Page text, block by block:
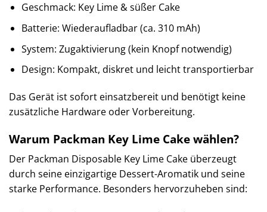
Geschmack: Key Lime & süßer Cake
Batterie: Wiederaufladbar (ca. 310 mAh)
System: Zugaktivierung (kein Knopf notwendig)
Design: Kompakt, diskret und leicht transportierbar
Das Gerät ist sofort einsatzbereit und benötigt keine
zusätzliche Hardware oder Vorbereitung.
Warum Packman Key Lime Cake wählen?
Der Packman Disposable Key Lime Cake überzeugt
durch seine einzigartige Dessert-Aromatik und seine
starke Performance. Besonders hervorzuheben sind: